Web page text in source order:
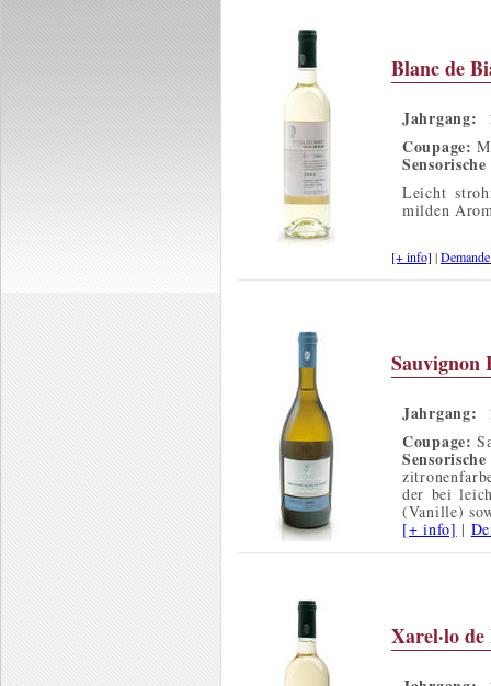
Blanc de
Jahrgang:
Coupage:
Leicht
milden
[+ info] |
Sauvignon
Jahrgang:
Coupage:
der bei
(Vanille)
[+ info] |
Xarel·lo